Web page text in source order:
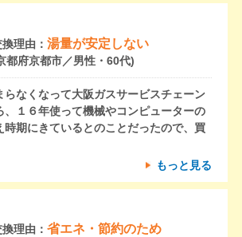
理由： 湯量が安定しない
都府京都市／男性・60代)
らなくなって大阪ガスサービスチェーン
、１６年使って機械やコンピューターの
時期にきているとのことだったので、買
もっと見る
理由： 省エネ・節約のため